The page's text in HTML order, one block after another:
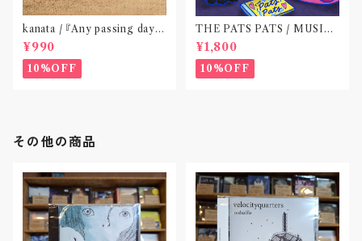
kanata / 『Any passing day -
EP』(CD作品)〝東京〟
¥990
10%OFF
THE PATS PATS / MUSIC
NEVER ENDING(CD作品)
¥1,800
10%OFF
その他の商品